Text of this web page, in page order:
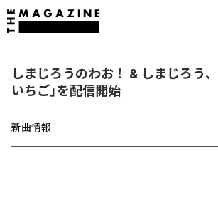
しまじろうのわお！ & しまじろう
いちご」を配信開始
新曲情報